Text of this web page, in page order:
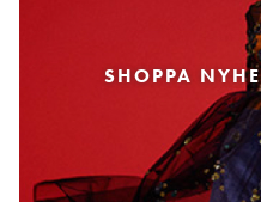
SHOPPA